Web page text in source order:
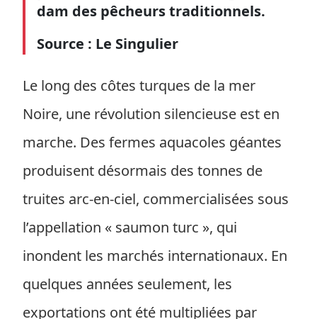
dam des pêcheurs traditionnels.
Source : Le Singulier
Le long des côtes turques de la mer
Noire, une révolution silencieuse est en
marche. Des fermes aquacoles géantes
produisent désormais des tonnes de
truites arc-en-ciel, commercialisées sous
l’appellation « saumon turc », qui
inondent les marchés internationaux. En
quelques années seulement, les
exportations ont été multipliées par